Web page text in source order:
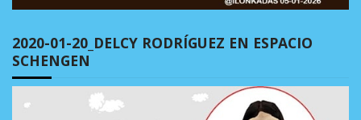
2020-01-20_DELCY RODRÍGUEZ EN ESPACIO
SCHENGEN